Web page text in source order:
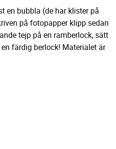
en bubbla (de har klister på
på fotopapper klipp sedan
tejp på en ramberlock, sätt
färdig berlock! Materialet är